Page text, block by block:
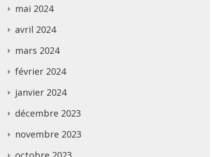
mai 2024
avril 2024
mars 2024
février 2024
janvier 2024
décembre 2023
novembre 2023